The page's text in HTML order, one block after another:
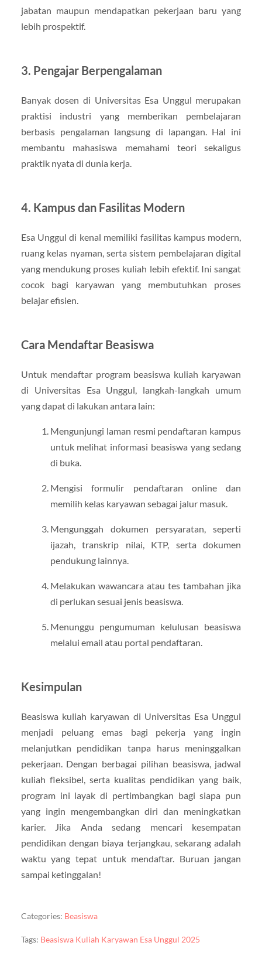
jabatan maupun mendapatkan pekerjaan baru yang
lebih prospektif.
3. Pengajar Berpengalaman
Banyak dosen di Universitas Esa Unggul merupakan
praktisi industri yang memberikan pembelajaran
berbasis pengalaman langsung di lapangan. Hal ini
membantu mahasiswa memahami teori sekaligus
praktik nyata di dunia kerja.
4. Kampus dan Fasilitas Modern
Esa Unggul di kenal memiliki fasilitas kampus modern,
ruang kelas nyaman, serta sistem pembelajaran digital
yang mendukung proses kuliah lebih efektif. Ini sangat
cocok bagi karyawan yang membutuhkan proses
belajar efisien.
Cara Mendaftar Beasiswa
Untuk mendaftar program beasiswa kuliah karyawan
di Universitas Esa Unggul, langkah-langkah umum
yang dapat di lakukan antara lain:
Mengunjungi laman resmi pendaftaran kampus
untuk melihat informasi beasiswa yang sedang
di buka.
Mengisi formulir pendaftaran online dan
memilih kelas karyawan sebagai jalur masuk.
Mengunggah dokumen persyaratan, seperti
ijazah, transkrip nilai, KTP, serta dokumen
pendukung lainnya.
Melakukan wawancara atau tes tambahan jika
di perlukan sesuai jenis beasiswa.
Menunggu pengumuman kelulusan beasiswa
melalui email atau portal pendaftaran.
Kesimpulan
Beasiswa kuliah karyawan di Universitas Esa Unggul
menjadi peluang emas bagi pekerja yang ingin
melanjutkan pendidikan tanpa harus meninggalkan
pekerjaan. Dengan berbagai pilihan beasiswa, jadwal
kuliah fleksibel, serta kualitas pendidikan yang baik,
program ini layak di pertimbangkan bagi siapa pun
yang ingin mengembangkan diri dan meningkatkan
karier. Jika Anda sedang mencari kesempatan
pendidikan dengan biaya terjangkau, sekarang adalah
waktu yang tepat untuk mendaftar. Buruan jangan
sampai ketinggalan!
Categories: Beasiswa
Tags: Beasiswa Kuliah Karyawan Esa Unggul 2025